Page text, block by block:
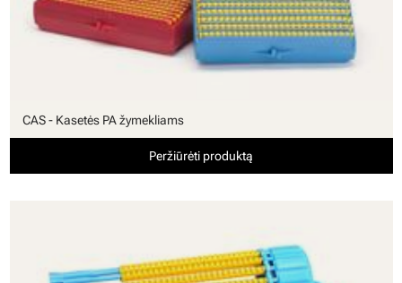
CAS - Kasetės PA žymekliams
Peržiūrėti produktą